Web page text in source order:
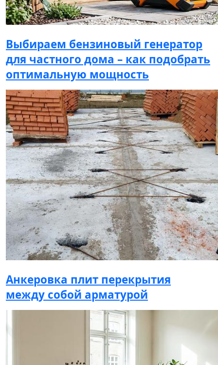
Выбираем бензиновый генератор
для частного дома – как подобрать
оптимальную мощность
Анкеровка плит перекрытия
между собой арматурой